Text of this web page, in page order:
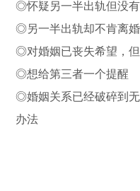
◎怀疑另一半出轨但没
◎另一半出轨却不肯离婚
◎对婚姻已丧失希望，
◎想给第三者一个提醒
◎婚姻关系已经破碎到
办法